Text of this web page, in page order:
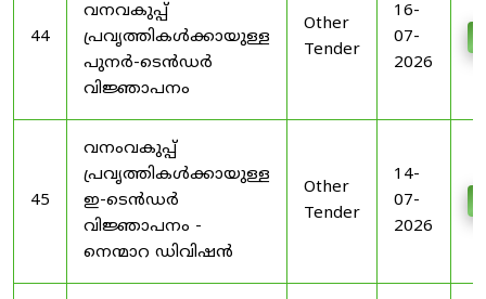
44
വനവകുപ്പ്
പ്രവൃത്തികൾക്കായുള്ള
പുനർ-ടെൻഡർ
വിജ്ഞാപനം
Other
Tender
16-
07-
2026
45
വനംവകുപ്പ്
പ്രവൃത്തികൾക്കായുള്ള
ഇ-ടെൻഡർ
വിജ്ഞാപനം -
നെന്മാറ ഡിവിഷൻ
Other
Tender
14-
07-
2026